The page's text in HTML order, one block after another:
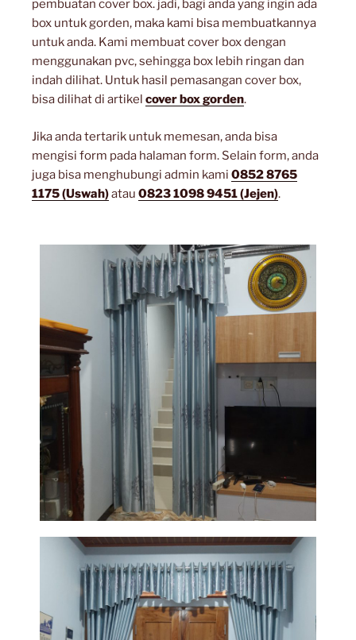
pembuatan cover box. jadi, bagi anda yang ingin ada
box untuk gorden, maka kami bisa membuatkannya
untuk anda. Kami membuat cover box dengan
menggunakan pvc, sehingga box lebih ringan dan
indah dilihat. Untuk hasil pemasangan cover box,
bisa dilihat di artikel cover box gorden.
Jika anda tertarik untuk memesan, anda bisa
mengisi form pada halaman form. Selain form, anda
juga bisa menghubungi admin kami 0852 8765
1175 (Uswah)atau 0823 1098 9451 (Jejen).